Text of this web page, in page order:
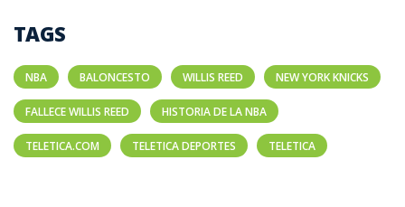
TAGS
NBA BALONCESTO WILLIS REED NEW YORK KNICKS
FALLECE WILLIS REED HISTORIA DE LA NBA
TELETICA.COM TELETICA DEPORTES TELETICA